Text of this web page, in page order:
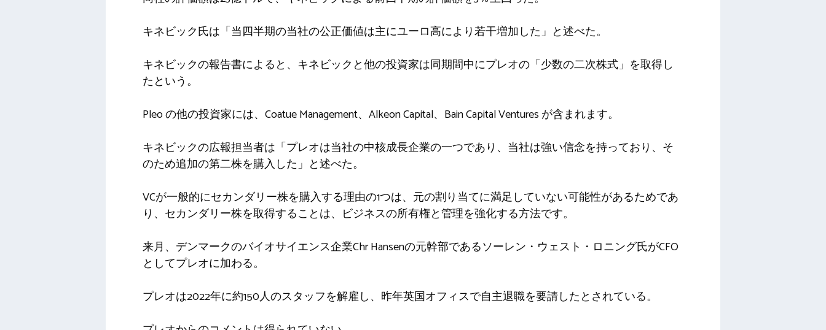
キネビック氏は「当四半期の当社の公正価値は主にユーロ高により若干増加した」と述べた。
キネビックの報告書によると、キネビックと他の投資家は同期間中にプレオの「少数の二次株式」を取得し
たという。
Pleo の他の投資家には、Coatue Management、Alkeon Capital、Bain Capital Ventures が含まれます。
キネビックの広報担当者は「プレオは当社の中核成長企業の一つであり、当社は強い信念を持っており、そ
のため追加の第二株を購入した」と述べた。
VCが一般的にセカンダリー株を購入する理由の1つは、元の割り当てに満足していない可能性があるためであ
り、セカンダリー株を取得することは、ビジネスの所有権と管理を強化する方法です。
来月、デンマークのバイオサイエンス企業Chr Hansenの元幹部であるソーレン・ウェスト・ロニング氏がCFO
としてプレオに加わる。
プレオは2022年に約150人のスタッフを解雇し、昨年英国オフィスで自主退職を要請したとされている。